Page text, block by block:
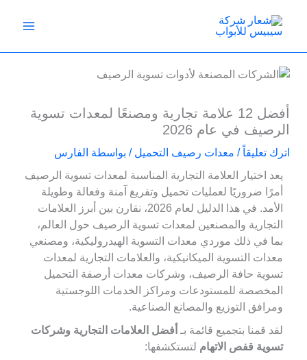
المحتوى
أفضل 12 علامة تجارية ومصنعًا لمعدات تسوية
الرصيف في عام 2026
اترك تعليقاً / معدات رصيف التحميل / بواسطة الفارس
يعد اختيار العلامة التجارية المناسبة لمعدات تسوية الرصيف
أمرًا ضروريًا لعمليات تحميل وتفريغ آمنة وفعالة وطويلة
الأمد. في هذا الدليل لعام 2026، نقارن بين أبرز العلامات
التجارية والمصنعين لمعدات تسوية الرصيف حول العالم،
بما في ذلك موردي معدات التسوية الهيدروليكية، ومصنعي
معدات التسوية الميكانيكية، والعلامات التجارية لمعدات
تسوية حافة الرصيف، وشركات معدات أرصفة التحميل
المخصصة للمستودعات ومراكز الخدمات اللوجستية
ومرافق التوزيع والمصانع الصناعية.
لقد قمنا بتجميع قائمة بـ أفضل العلامات التجارية وشركات
تسوية قفص الاتهام لتستكشفها: